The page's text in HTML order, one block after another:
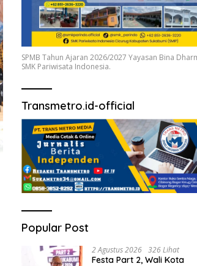
SPMB Tahun Ajaran 2026/2027 Yayasan Bina
SMK Pariwisata Indonesia.
Transmetro.id-official
Popular Post
2 Agustus 2026 326 Lihat
Festa Part 2, Wali Kota